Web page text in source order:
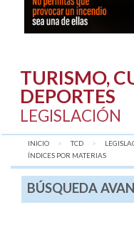
TURISMO,
DEPORTES
LEGISLACIÓN
INICIO TCD
AQUÍ:
ÍNDICES POR MATERIAS
BÚSQUEDA